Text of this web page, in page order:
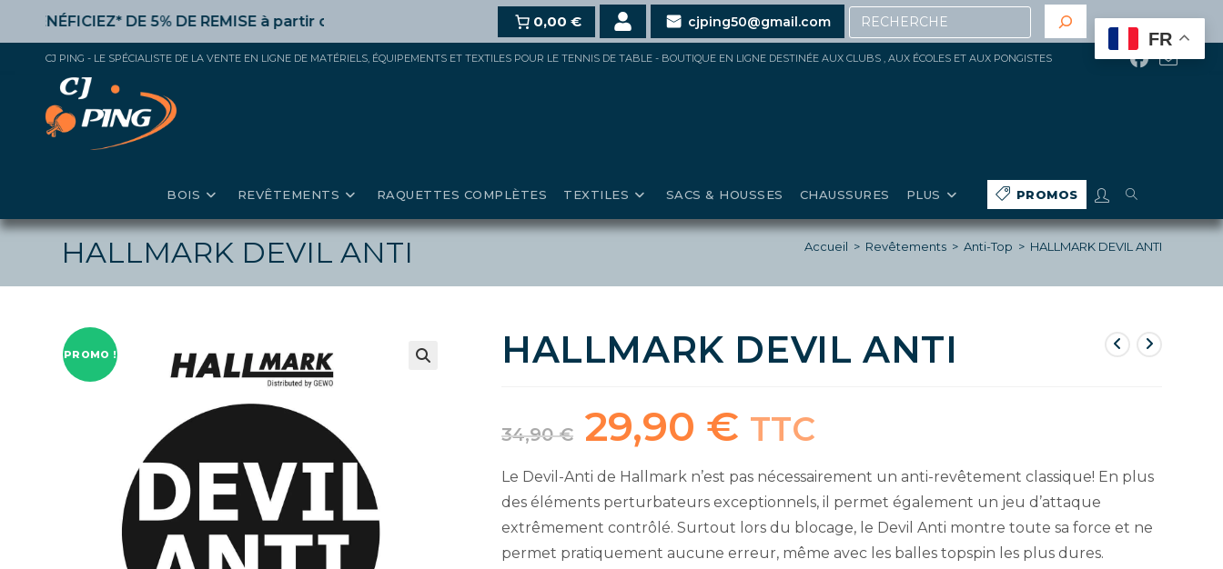
content
DE 5% DE REMISEà partir de 50€ d’achat, 15%pour 150€ et jusqu’à20%au-delà de 200€ d’achat(hors gros matériels, réduction,
0,00 € cjping50@gmail.com Recherche
CJ PING - LE SPÉCIALISTE DE LA VENTE EN LIGNE DE MATÉRIELS, ÉQUIPEMENTS ET TEXTILES POUR LE TENNIS DE TABLE - BOUTIQUE EN LIGNE DESTINÉE AUX CLUBS , AUX ÉCOLES ET AUX PONGISTES
BOIS REVÊTEMENTS RAQUETTES COMPLÈTES TEXTILES SACS & HOUSSES CHAUSSURES PLUS PROMOS
TOGGLE
WEBSITE
SEARCH
HALLMARK DEVIL ANTI Accueil > Revêtements > Anti-Top > HALLMARK DEVIL ANTI
PROMO ! HALLMARK DEVIL ANTI
34,90€
Le
prix
initial
29,90 € prix
TTC
Le Devil-Anti de Hallmark n’est pas nécessairement un anti-revêtement classique! En plus
des éléments perturbateurs exceptionnels, il permet également un jeu d’attaque
extrêmement contrôlé. Surtout lors du blocage, le Devil Anti montre toute sa force et ne
permet pratiquement aucune erreur, même avec les balles topspin les plus dures.
FR